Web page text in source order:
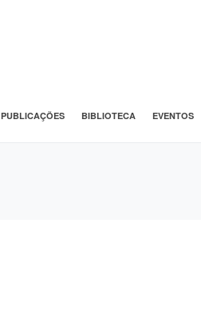
PUBLICAÇÕES BIBLIOTECA EVENTOS